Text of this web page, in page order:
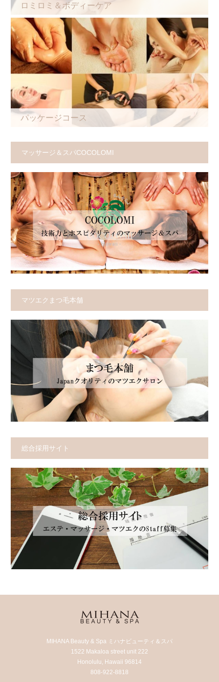
ロミロミ＆ボディーケア
パッケージコース
マッサージ＆スパCOCOLOMI
マツエクまつ毛本舗
総合採用サイト
MIHANA Beauty & Spa ミハナビューティ＆スパ
1522 Makaloa street unit 222
Honolulu, Hawaii 96814
808-922-8818